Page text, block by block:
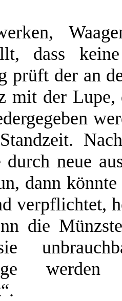
dass
prüft der an
mit der Lupe,
durch neue
dann
verpflichtet,
die